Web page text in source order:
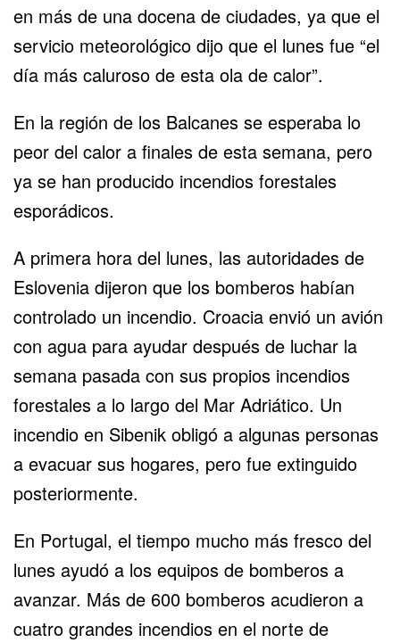
en más de una docena de ciudades, ya que el
servicio meteorológico dijo que el lunes fue “el
día más caluroso de esta ola de calor”.
En la región de los Balcanes se esperaba lo
peor del calor a finales de esta semana, pero
ya se han producido incendios forestales
esporádicos.
A primera hora del lunes, las autoridades de
Eslovenia dijeron que los bomberos habían
controlado un incendio. Croacia envió un avión
con agua para ayudar después de luchar la
semana pasada con sus propios incendios
forestales a lo largo del Mar Adriático. Un
incendio en Sibenik obligó a algunas personas
a evacuar sus hogares, pero fue extinguido
posteriormente.
En Portugal, el tiempo mucho más fresco del
lunes ayudó a los equipos de bomberos a
avanzar. Más de 600 bomberos acudieron a
cuatro grandes incendios en el norte de